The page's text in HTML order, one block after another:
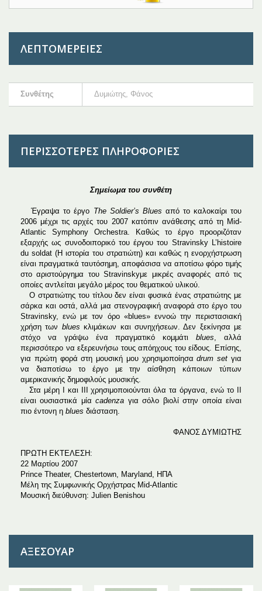
ΛΕΠΤΟΜΈΡΕΙΕΣ
Συνθέτης Δυμιώτης, Φάνος
ΠΕΡΙΣΣΌΤΕΡΕΣ ΠΛΗΡΟΦΟΡΊΕΣ
Σημείωμα του συνθέτη
Έγραψα το έργο The Soldier’s Blues από το καλοκαίρι του
2006 μέχρι τις αρχές του 2007 κατόπιν ανάθεσης από τη Mid-
Atlantic Symphony Orchestra. Καθώς το έργο προοριζόταν
εξαρχής ως συνοδοιπορικό του έργου του Stravinsky L’histoire
du soldat (Η ιστορία του στρατιώτη) και καθώς η ενορχήστρωση
είναι πραγματικά ταυτόσημη, αποφάσισα να αποτίσω φόρο τιμής
στο αριστούργημα του Stravinskyμε μικρές αναφορές από τις
οποίες αντλείται μεγάλο μέρος του θεματικού υλικού.
Ο στρατιώτης του τίτλου δεν είναι φυσικά ένας στρατιώτης με
σάρκα και οστά, αλλά μια στενογραφική αναφορά στο έργο του
Stravinsky, ενώ με τον όρο «blues» εννοώ την περιστασιακή
χρήση των bluesκλιμάκων και συνηχήσεων. Δεν ξεκίνησα με
στόχο να γράψω ένα πραγματικό κομμάτιblues , αλλά
περισσότερο να εξερευνήσω τους απόηχους του είδους. Επίσης,
για πρώτη φορά στη μουσική μου χρησιμοποίησαdrumsetγια
να διαποτίσω το έργο με την αίσθηση κάποιων τύπων
αμερικανικής δημοφιλούς μουσικής.
Στα μέρη Ι και ΙΙΙ χρησιμοποιούνται όλα τα όργανα, ενώ το ΙΙ
είναι ουσιαστικά μίαcadenza για σόλο βιολί στην οποία είναι
πιο έντονη η blues διάσταση.
ΦΑΝΟΣ ΔYΜΙΩΤΗΣ
ΠΡΩΤΗ ΕΚΤΕΛΕΣΗ:
22 Μαρτίου 2007
Prince Theater, Chestertown, Maryland, ΗΠΑ
Μέλη της Συμφωνικής Ορχήστρας Mid-Atlantic
Μουσική διεύθυνση: Julien Benishou
ΑΞΕΣΟΥΆΡ